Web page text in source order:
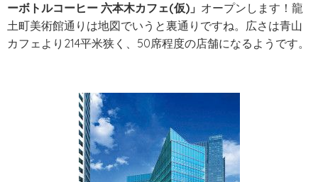
ーボトルコーヒー 六本木カフェ(仮)」 オープンします！龍
土町美術館通りは地図でいうと裏通りですね。広さは青山
カフェより214平米狭く、50席程度の店舗になるようです。